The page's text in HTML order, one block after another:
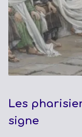
Les
signe